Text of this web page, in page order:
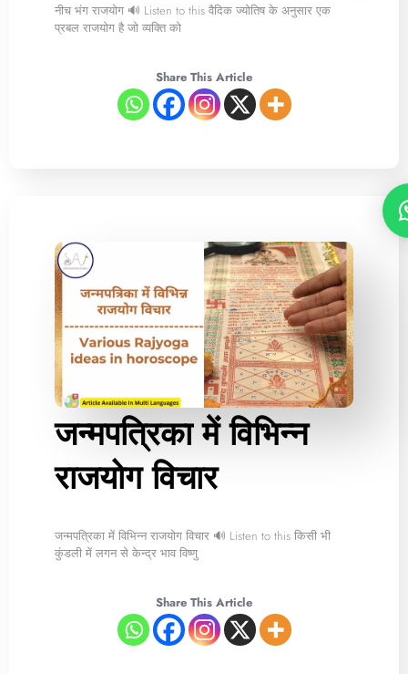
नीच भंग राजयोग 🔊 Listen to this वैदिक ज्योतिष के अनुसार एक
प्रबल राजयोग है जो व्यक्ति को
Share This Article
जन्मपत्रिका में विभिन्न
राजयोग विचार
जन्मपत्रिका में विभिन्न राजयोग विचार 🔊 Listen to this किसी भी
कुंडली में लगन से केन्द्र भाव विष्णु
Share This Article